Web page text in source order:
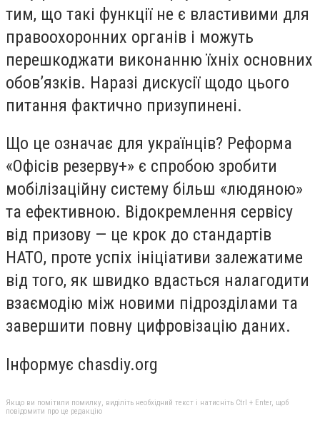
тим, що такі функції не є властивими для
правоохоронних органів і можуть
перешкоджати виконанню їхніх основних
обов’язків. Наразі дискусії щодо цього
питання фактично призупинені.
Що це означає для українців? Реформа
«Офісів резерву+» є спробою зробити
мобілізаційну систему більш «людяною»
та ефективною. Відокремлення сервісу
від призову — це крок до стандартів
НАТО, проте успіх ініціативи залежатиме
від того, як швидко вдасться налагодити
взаємодію між новими підрозділами та
завершити повну цифровізацію даних.
Інформує chasdiy.org
Якщо ви помітили помилку, виділіть необхідний текст і натисніть Ctrl + Enter, щоб
повідомити про це редакцію